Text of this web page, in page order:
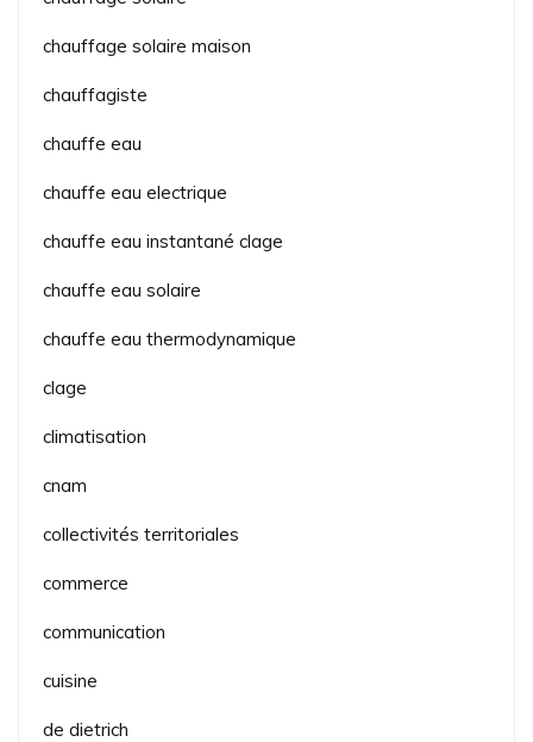
chauffage solaire maison
chauffagiste
chauffe eau
chauffe eau electrique
chauffe eau instantané clage
chauffe eau solaire
chauffe eau thermodynamique
clage
climatisation
cnam
collectivités territoriales
commerce
communication
cuisine
de dietrich